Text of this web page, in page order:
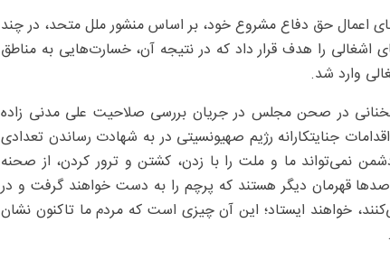
اعمال حق دفاع مشروع خود، بر اساس منشور ملل متحد، در چند
را هدف قرار داد که در نتیجه آن، خسارت‌هایی به مناطق
وارد شد.
رئیس‌جمهور دوشنبه ۲۶ خرداد ۱۴۰۴ در سخنانی در صحن مجلس در جریان بررسی صلاحیت علی مدنی زاده
جنایتکارانه رژیم صهیونسیتی در به شهادت رساندن تعدادی
نمی‌تواند ما و ملت را با زدن، کشتن و ترور کردن، از صحنه
قهرمان دیگر هستند که پرچم را به دست خواهند گرفت و در
خواهند ایستاد؛ این آن چیزی است که مردم ما تاکنون نشان